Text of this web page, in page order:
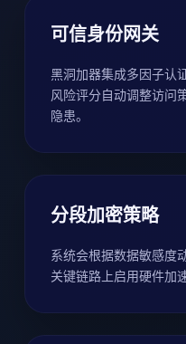
可信身份网关
黑洞加器集成多因子认
风险评分自动调整访问
隐患。
分段加密策略
系统会根据数据敏感度
关键链路上启用硬件加